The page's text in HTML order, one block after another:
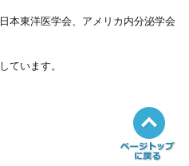
本東洋医学会、アメリカ内分泌学会
ています。